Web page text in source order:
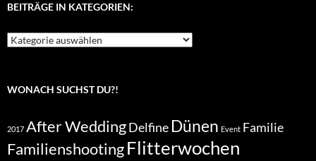
BEITRÄGE IN KATEGORIEN:
Beiträge
in
WONACH SUCHST DU?!
2017 After WeddingDelfine Dünen Event Familie
FamilienshootingFlitterwochen